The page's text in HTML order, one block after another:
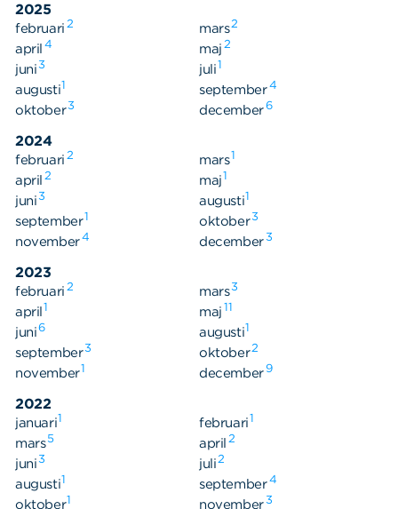
2025
februari 2 mars2
april 4 maj 2
juni3 juli1
augusti1 september4
oktober3 december6
2024
februari 2 mars1
april 2 maj1
juni3 augusti1
september1 oktober3
november4 december3
2023
februari 2 mars3
april1 maj 11
juni6 augusti1
september3 oktober2
november1 december9
2022
januari1 februari1
mars5 april 2
juni3 juli2
augusti1 september4
oktober1 november3
Ledning
Årsredovisningar
Nyheter
Om Cookies
Policy om personuppgifter